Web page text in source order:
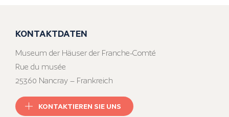
KONTAKTDATEN
Museum der Häuser der Franche-Comté
Rue du musée
25360 Nancray – Frankreich
KONTAKTIEREN SIE UNS